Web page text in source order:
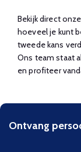
Bekijk direct
hoeveel je kunt
tweede kans
Ons team staat
en profiteer
Ontvang